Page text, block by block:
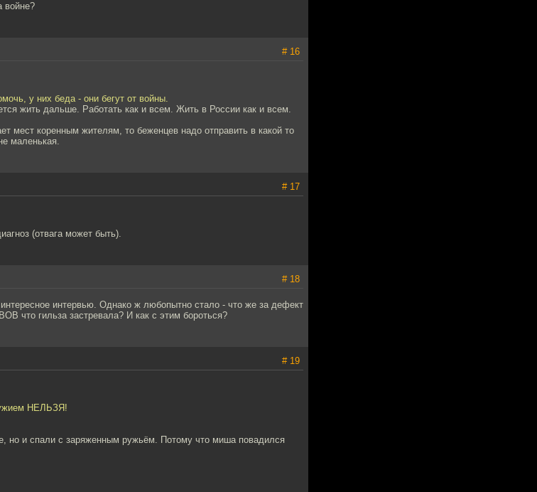
войне?
# 16
у них беда - они бегут от войны.
жить дальше. Работать как и всем. Жить в России как и всем.
мест коренным жителям, то беженцев надо отправить в какой то
маленькая.
# 17
(отвага может быть).
# 18
интервью. Однако ж любопытно стало - что же за дефект
что гильза застревала? И как с этим бороться?
# 19
НЕЛЬЗЯ!
но и спали с заряженным ружьём. Потому что миша повадился